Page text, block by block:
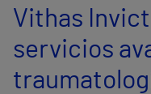
Servicios de salud
Equipo médico y
Vithas
servicios